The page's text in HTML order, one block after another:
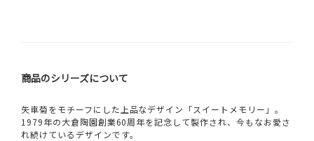
商品のシリーズについて
矢車菊をモチーフにした上品なデザイン「スイートメモリー」。
1979年の大倉陶園創業60周年を記念して製作され、今もなお愛さ
れ続けているデザインです。